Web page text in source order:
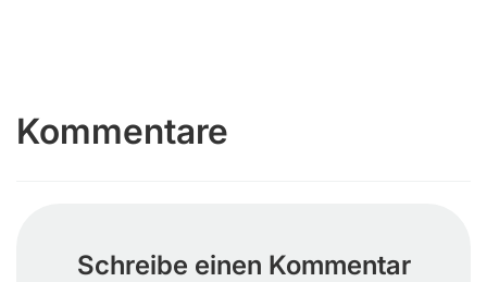
Kommentare
Schreibe einen Kommentar